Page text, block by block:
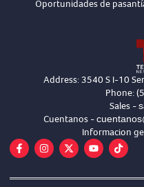
Oportunidades de
Address: 3540 S I-10
Phone:
Sales -
Cuentanos -
Informacion